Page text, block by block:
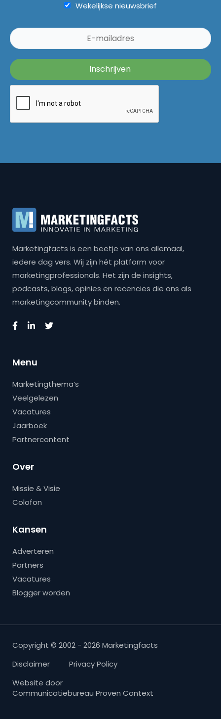
Wekelijkse nieuwsbrief
Marketingfacts is een beetje van ons allemaal,
iedere dag vers. Wij zijn hét platform voor
marketingprofessionals. Het zijn de insights,
podcasts, blogs, opinies en recencies die ons als
marketingcommunity binden.
Menu
Marketingthema’s
Veelgelezen
Vacatures
Jaarboek
Partnercontent
Over
Missie & Visie
Colofon
Kansen
Adverteren
Partners
Vacatures
Blogger worden
Copyright © 2002 - 2026 Marketingfacts
Disclaimer
Privacy Policy
Website door
Communicatiebureau Proven Context